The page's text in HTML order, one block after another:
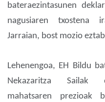
bateraezintasunen
nagusiaren txostena
Jarraian, bost mozio
Lehenengoa, EH Bildu
Nekazaritza Sailak
mahatsaren prezioak